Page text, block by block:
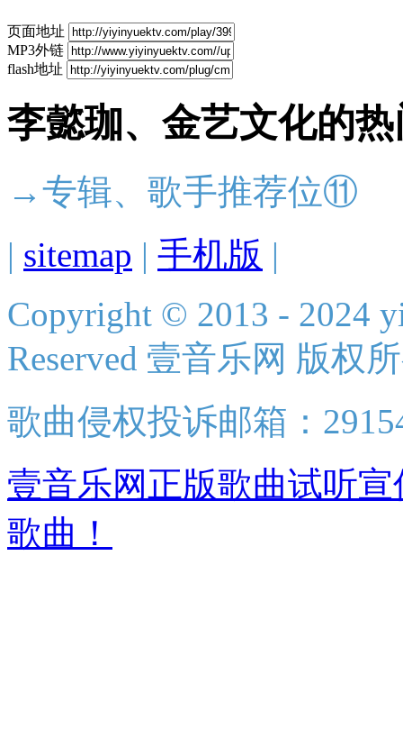
页面地址
MP3外链
flash地址
李懿珈、金艺文化的
→专辑、歌手推荐位⑪
| sitemap | 手机版 |
Copyright © 2013 - 2024
Reserved 壹音乐网 版权
歌曲侵权投诉邮箱：
壹音乐网正版歌曲试听
歌曲！